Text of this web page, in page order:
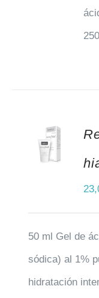
50 ml Gel de
sódica) al 1%
hidratación